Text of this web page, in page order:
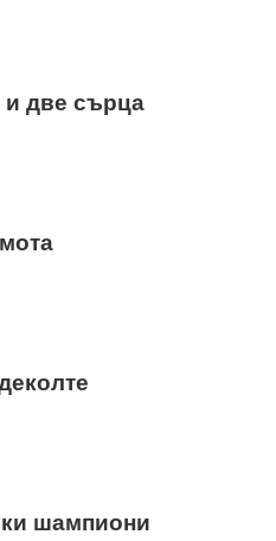
две сърца
шампиони